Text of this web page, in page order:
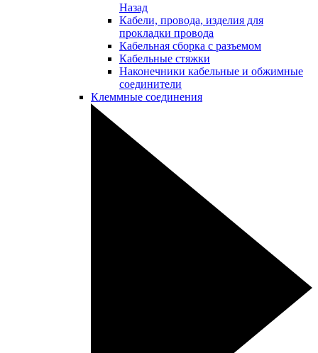
Назад
Кабели, провода, изделия для
прокладки провода
Кабельная сборка с разъемом
Кабельные стяжки
Наконечники кабельные и обжимные
соединители
Клеммные соединения